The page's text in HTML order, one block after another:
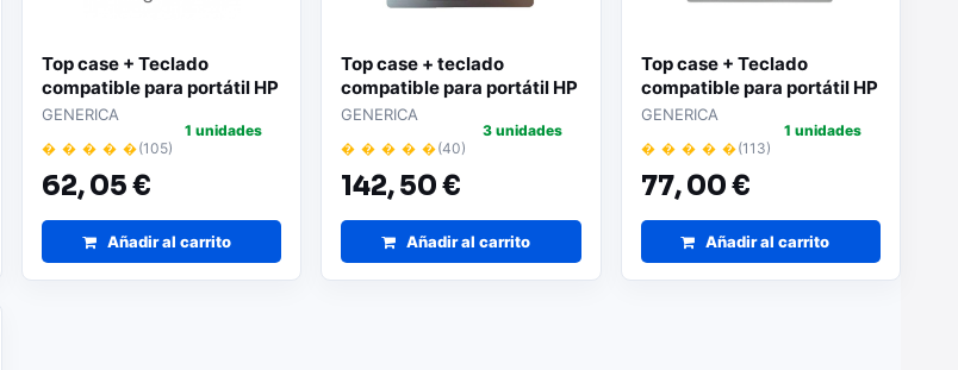
Top case + Teclado
compatible para portátil HP
440 G5 / L01055-001
GENERICA
� � � � �(105)
62,05 €
1 unidades
Añadir al carrito
Top case + teclado
compatible para portátil HP
470 G7 Gris Retroiluminado
GENERICA
� � � � �(40)
142,50 €
3 unidades
Añadir al carrito
Top case + Teclado
compatible para portátil HP
ProBook 450 G8
GENERICA
� � � � �(113)
77,00 €
1 unidades
Añadir al carrito